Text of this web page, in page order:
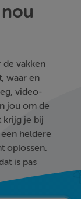
nou
vakken
waar en
video-
jou om de
krijg je bij
heldere
oplossen.
is pas